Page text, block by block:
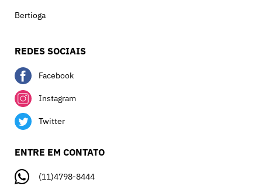
Bertioga
REDES SOCIAIS
Facebook
Instagram
Twitter
ENTRE EM CONTATO
(11)4798-8444